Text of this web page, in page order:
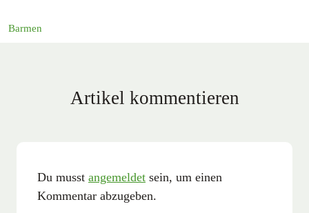
Barmen
Artikel kommentieren
Du musst angemeldet sein, um einen
Kommentar abzugeben.